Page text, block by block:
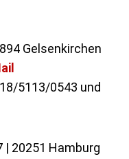
Gelsenkirchen
5113/0543 und
| 20251 Hamburg